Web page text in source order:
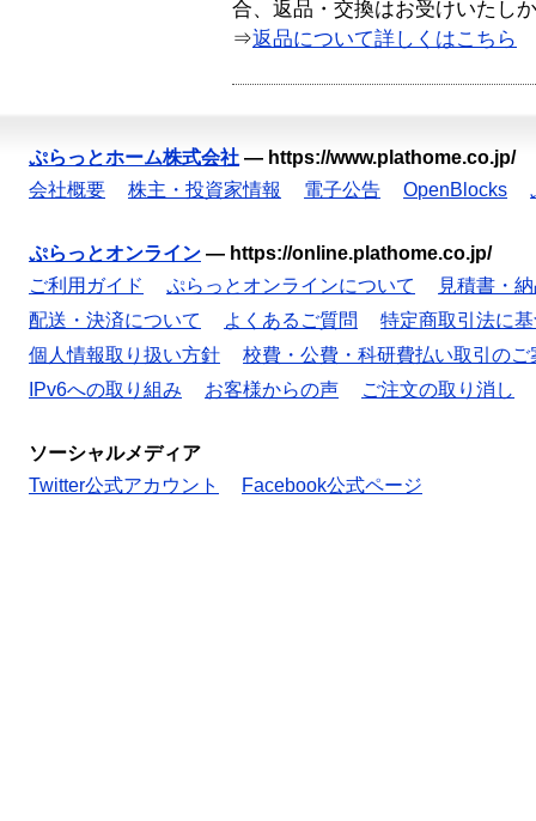
合、返品・交換はお受けいたし
⇒返品について詳しくはこちら
ぷらっとホーム株式会社 — https://www.plathome.co.jp/
会社概要
株主・投資家情報 電子公告 OpenBlocks
ぷらっとオンライン — https://online.plathome.co.jp/
ご利用ガイド
ぷらっとオンラインについて
見積書・
配送・決済について
よくあるご質問
特定商取引法に
個人情報取り扱い方針
校費・公費・科研費払い取引のご
IPv6への取り組み
お客様からの声 ご注文の取り消し
ソーシャルメディア
Twitter公式アカウント
Facebook公式ページ